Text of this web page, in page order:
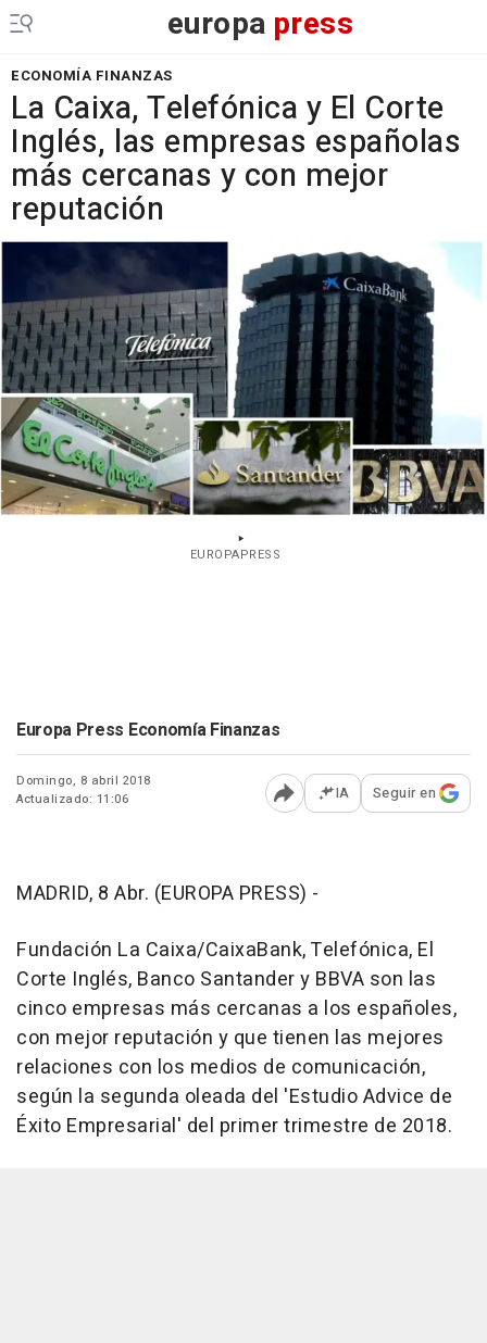
europa press
ECONOMÍA FINANZAS
La Caixa, Telefónica y El Corte
Inglés, las empresas españolas
más cercanas y con mejor
reputación
EUROPAPRESS
Europa Press Economía Finanzas
Domingo, 8 abril 2018
Actualizado: 11:06
Abrir opciones para
IA Seguir en
MADRID, 8 Abr. (EUROPA PRESS) -
Fundación La Caixa/CaixaBank, Telefónica, El
Corte Inglés, Banco Santander y BBVA son las
cinco empresas más cercanas a los españoles,
con mejor reputación y que tienen las mejores
relaciones con los medios de comunicación,
según la segunda oleada del 'Estudio Advice de
Éxito Empresarial' del primer trimestre de 2018.